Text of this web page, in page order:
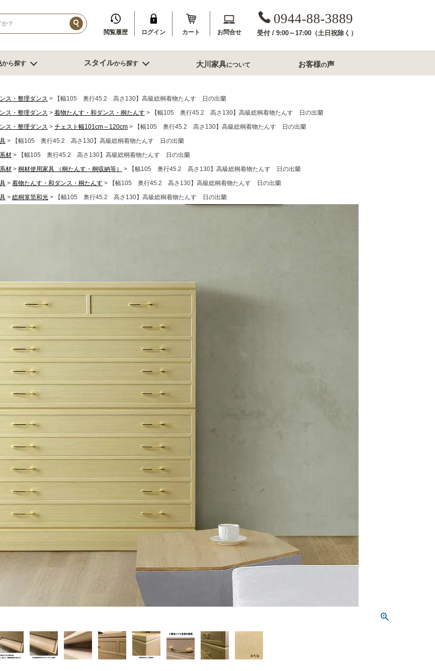
閲覧履歴 ログイン カート お問合せ
0944-88-3889
受付 / 9:00～17:00（土日祝除く）
テーブル
家具
ター
もっと見る
リビング収納
幅60～80cm未満
幅80cm台
幅90～120cm未満
幅120～150cm未満
幅150cm以上
ソファー
座卓
押し入れ収納
寝室・書斎収納
書棚
ミラー
スツール
クローゼット内収納
ベッド
サイドテーブル・ナイトテー
チェスト
デスク
下駄箱
すき間収納幅20cm台
から探す スタイルから探す 大川家具について お客様の声
ス・整理ダンス
【幅105 奥行45.2 高さ130】高級総桐着物たんす 日の出蘭
ス・整理ダンス 着物たんす・和ダンス・桐たんす
【幅105 奥行45.2 高さ130】高級総桐着物たんす 日の出蘭
ス・整理ダンス チェスト幅101cm～120cm
【幅105 奥行45.2 高さ130】高級総桐着物たんす 日の出蘭
【幅105 奥行45.2 高さ130】高級総桐着物たんす 日の出蘭
材
【幅105 奥行45.2 高さ130】高級総桐着物たんす 日の出蘭
材 桐材使用家具 （桐たんす・桐収納等）
【幅105 奥行45.2 高さ130】高級総桐着物たんす 日の出蘭
着物たんす・和ダンス・桐たんす
【幅105 奥行45.2 高さ130】高級総桐着物たんす 日の出蘭
総桐箪笥和光 【幅105 奥行45.2 高さ130】高級総桐着物たんす 日の出蘭